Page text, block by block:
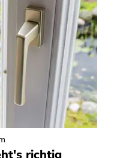
richtig